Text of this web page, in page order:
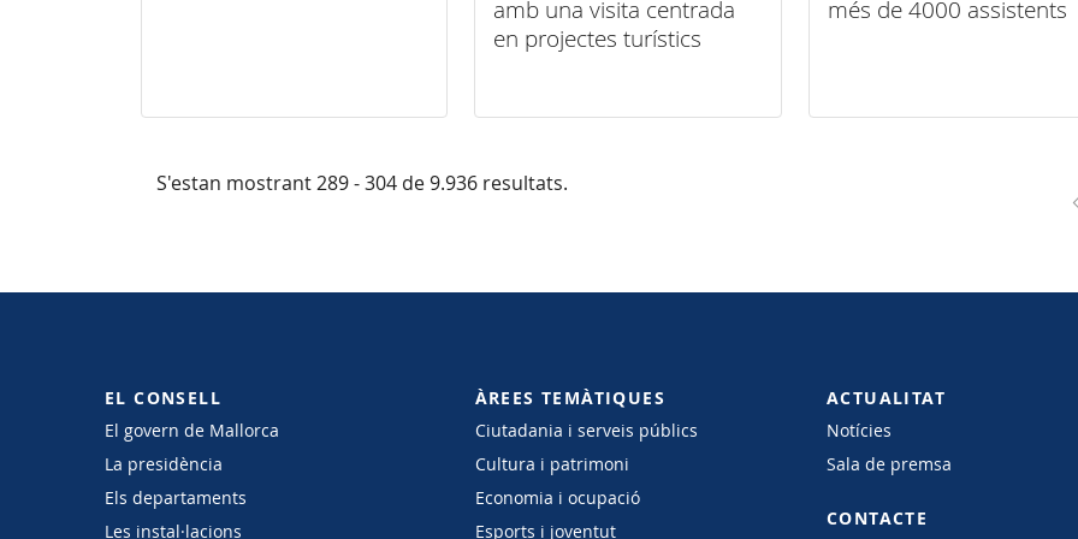
amb una visita centrada
en projectes turístics
més de 4000 assistents
S'estan mostrant 289 - 304 de 9.936 resultats.
EL CONSELL
El govern de Mallorca
La presidència
Els departaments
Les instal·lacions
ÀREES TEMÀTIQUES
Ciutadania i serveis públics
Cultura i patrimoni
Economia i ocupació
Esports i joventut
ACTUALITAT
Notícies
Sala de premsa
CONTACTE